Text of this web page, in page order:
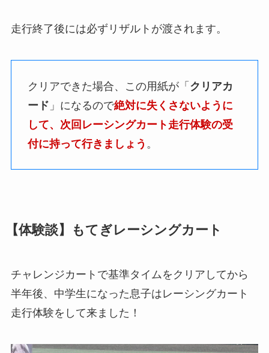
走行終了後には必ずリザルトが渡されます。
クリアできた場合、この用紙が「 クリアカ
ード 」になるので絶対に失くさないように
して、次回レーシングカート走行体験の受
付に持って行きましょう 。
【体験談】もてぎレーシングカート
チャレンジカートで基準タイムをクリアしてから
半年後、中学生になった息子はレーシングカート
走行体験をして来ました！